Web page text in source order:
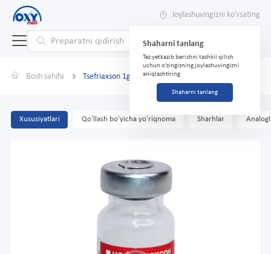
Joylashuvingizni ko'rsating
Shaharni tanlang
Tez yetkazib berishni tashkil qilish
uchun o'zingizning joylashuvingizni
aniqlashtiring
Shaharni tanlang
Bosh sahifa Tsefriaxson 1g №1
Xususiyatlari Qo'llash bo'yicha yo'riqnoma Sharhlar